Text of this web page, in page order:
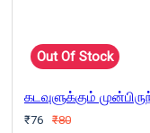
Out Of Stock
₹76 ₹80